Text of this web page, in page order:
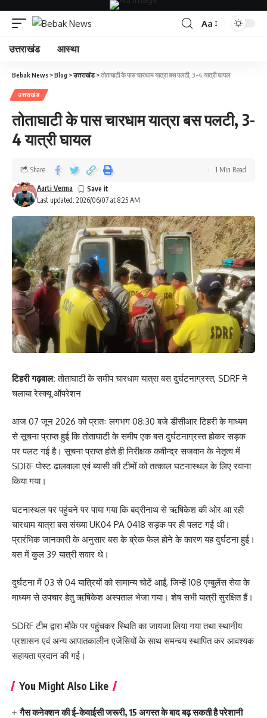
Aa
उत्तराखंड आस्था
Bebak News >Blog >उत्तराखंड>तोताघाटी के पास चारधाम यात्रा बस पलटी, 3-4 यात्री घायल
उत्तराखंड
तोताघाटी के पास चारधाम यात्रा बस पलटी, 3-
4 यात्री घायल
Last updated: 2026/06/07 at 8:25 AM
Aarti Verma
Share 1 Min Read
टिहरी गढ़वाल: तोताघाटी के समीप चारधाम यात्रा बस दुर्घटनाग्रस्त, SDRF ने
चलाया रेस्क्यू ऑपरेशन
आज 07 जून 2026 को प्रातः लगभग 08:30 बजे डीसीआर टिहरी के माध्यम
से सूचना प्राप्त हुई कि तोताघाटी के समीप एक बस दुर्घटनाग्रस्त होकर सड़क
पर पलट गई है। सूचना प्राप्त होते ही निरीक्षक कवीन्द्र सजवान के नेतृत्व में
SDRF पोस्ट ढालवाला एवं ब्यासी की टीमों को तत्काल घटनास्थल के लिए रवाना
किया गया।
घटनास्थल पर पहुंचने पर पाया गया कि बद्रीनाथ से ऋषिकेश की ओर आ रही
चारधाम यात्रा बस संख्या UK04 PA 0418 सड़क पर ही पलट गई थी।
प्रारंभिक जानकारी के अनुसार बस के ब्रेक फेल होने के कारण यह दुर्घटना हुई।
बस में कुल 39 यात्री सवार थे।
दुर्घटना में 03 से 04 यात्रियों को सामान्य चोटें आईं, जिन्हें 108 एम्बुलेंस सेवा के
माध्यम से उपचार हेतु ऋषिकेश अस्पताल भेजा गया। शेष सभी यात्री सुरक्षित हैं।
SDRF टीम द्वारा मौके पर पहुंचकर स्थिति का जायजा लिया गया तथा स्थानीय
प्रशासन एवं अन्य आपातकालीन एजेंसियों के साथ समन्वय स्थापित कर आवश्यक
सहायता प्रदान की गई।
You Might Also Like
गैस कनेक्शन की ई-केवाईसी जरूरी, 15 अगस्त के बाद बढ़ सकती है परेशानी